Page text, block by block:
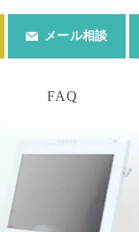
メール相談
FAQ